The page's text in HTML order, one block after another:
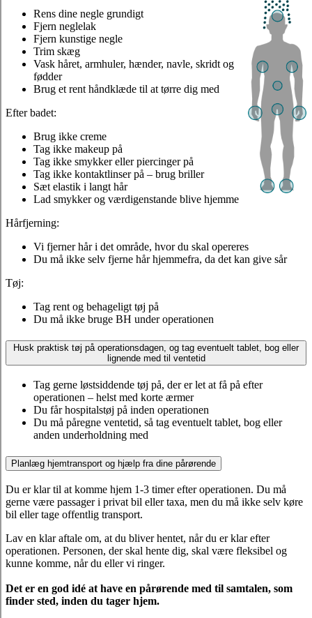
Rens dine negle grundigt
Fjern neglelak
Fjern kunstige negle
Trim skæg
Vask håret, armhuler, hænder, navle, skridt og
fødder
Brug et rent håndklæde til at tørre dig med
Efter badet:
Brug ikke creme
Tag ikke makeup på
Tag ikke smykker eller piercinger på
Tag ikke kontaktlinser på – brug briller
Sæt elastik i langt hår
Lad smykker og værdigenstande blive hjemme
Hårfjerning:
Vi fjerner hår i det område, hvor du skal opereres
Du må ikke selv fjerne hår hjemmefra, da det kan give sår
Tøj:
Tag rent og behageligt tøj på
Du må ikke bruge BH under operationen
Husk praktisk tøj på operationsdagen, og tag eventuelt tablet, bog eller
lignende med til ventetid
Tag gerne løstsiddende tøj på, der er let at få på efter
operationen – helst med korte ærmer
Du får hospitalstøj på inden operationen
Du må påregne ventetid, så tag eventuelt tablet, bog eller
anden underholdning med
Planlæg hjemtransport og hjælp fra dine pårørende
Du er klar til at komme hjem 1-3 timer efter operationen. Du må
gerne være passager i privat bil eller taxa, men du må ikke selv køre
bil eller tage offentlig transport.
Lav en klar aftale om, at du bliver hentet, når du er klar efter
operationen. Personen, der skal hente dig, skal være fleksibel og
kunne komme, når du eller vi ringer.
Det er en god idé at have en pårørende med til samtalen, som
finder sted, inden du tager hjem.